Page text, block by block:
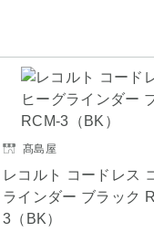
髙島屋
レコルト コードレス
ラインダー ブラック
3（BK）